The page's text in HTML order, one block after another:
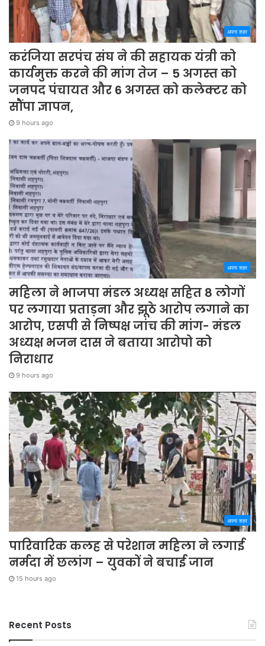
अपना शहर
करंजिया सरपंच संघ ने की सहायक यंत्री को
कार्यमुक्त करने की मांग तेज – 5 अगस्त को
जनपद पंचायत और 6 अगस्त को कलेक्टर को
सौंपा ज्ञापन,
9 hours ago
अपना शहर
महिला ने भाजपा मंडल अध्यक्ष सहित 8 लोगों
पर लगाया प्रताड़ना और झूठे आरोप लगाने का
आरोप, एसपी से निष्पक्ष जांच की मांग- मंडल
अध्यक्ष भजन दास ने बताया आरोपो को
निराधार
9 hours ago
अपना शहर
पारिवारिक कलह से परेशान महिला ने लगाई
नर्मदा में छलांग – युवकों ने बचाई जान
15 hours ago
Recent Posts